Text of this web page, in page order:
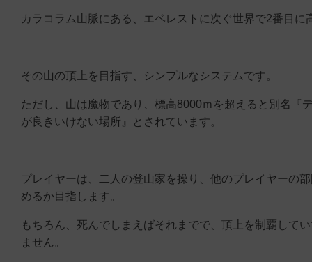
カラコラム山脈にある、エベレストに次ぐ世界で2番目に
その山の頂上を目指す、シンプルなシステムです。
ただし、山は魔物であり、標高8000ｍを超えると別名『
が良きいけない場所』とされています。
プレイヤーは、二人の登山家を操り、他のプレイヤーの
めるか目指します。
もちろん、死んでしまえばそれまでで、頂上を制覇して
ません。